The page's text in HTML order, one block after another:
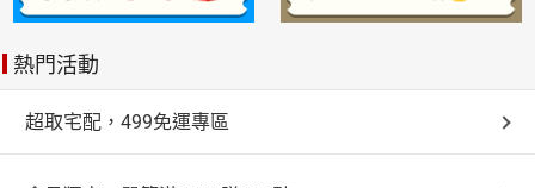
熱門活動
超取宅配，499免運專區